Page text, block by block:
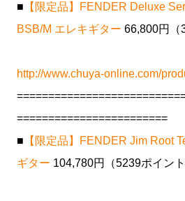
■ 【限定品】FENDER Deluxe
BSB/M エレキギター 66,800円（
http://www.chuya-online.com/
========================
■ 【限定品】FENDER Jim Root
ギター 104,780円（5239ポイント